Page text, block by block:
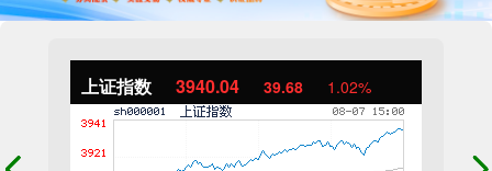
上证指数 3940.04 39.68 1.02%